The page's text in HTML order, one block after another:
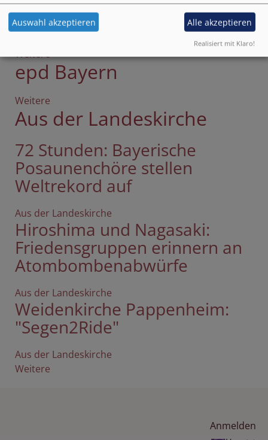
WeitereArtikel
über
Sonntagsblatt
evangelisch.de
WeitereArtikel
über
evangelisch.de
epd Bayern
Weitere
über
epd
Bayern
Aus der Landeskirche
72 Stunden: Bayerische
Posaunenchöre stellen
Weltrekord auf
Aus der Landeskirche
Hiroshima und Nagasaki:
Friedensgruppen erinnern an
Atombombenabwürfe
Aus der Landeskirche
Weidenkirche Pappenheim:
"Segen2Ride"
Aus der Landeskirche
Weitere
Anmelden
Auswahl akzeptieren Alle akzeptieren
Realisiert mit Klaro!